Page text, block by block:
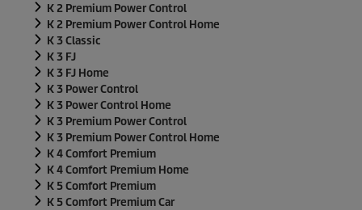
K 2 Premium Power Control
K 2 Premium Power Control Home
K 3 Classic
K 3 FJ
K 3 FJ Home
K 3 Power Control
K 3 Power Control Home
K 3 Premium Power Control
K 3 Premium Power Control Home
K 4 Comfort Premium
K 4 Comfort Premium Home
K 5 Comfort Premium
K 5 Comfort Premium Car